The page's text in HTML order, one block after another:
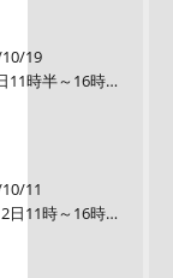
19
10月19日11時半～16時00【オープンルーム】伏見区醍醐大構町新築戸建
11
10月12日11時～16時【オープンルーム】伏見区醍醐大構町 新築戸建て